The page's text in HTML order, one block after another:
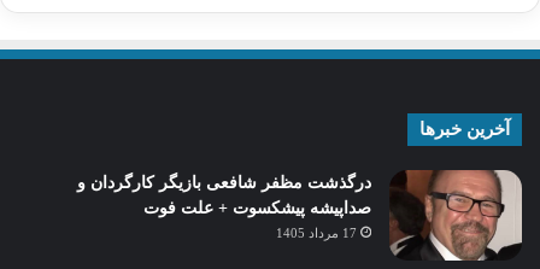
آخرین خبرها
درگذشت مظفر شافعی بازیگر کارگردان و
صداپیشه پیشکسوت + علت فوت
17 مرداد 1405